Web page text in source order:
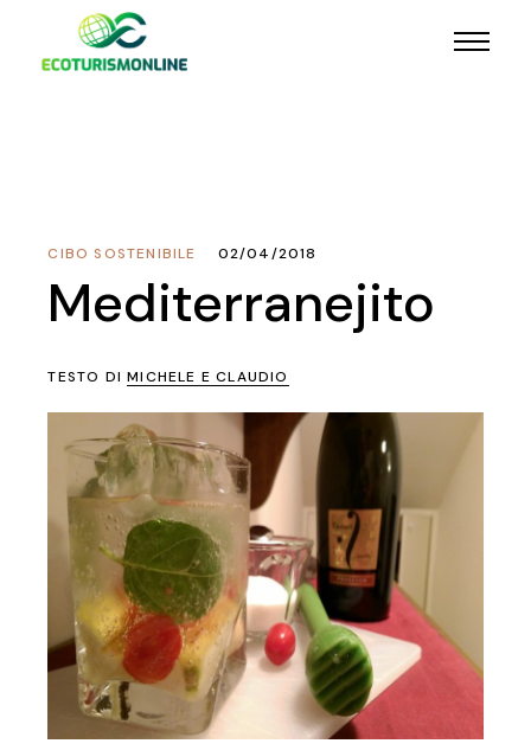
CIBO SOSTENIBILE 02/04/2018
Mediterranejito
TESTO DIMICHELE E CLAUDIO